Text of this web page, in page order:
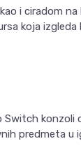
i ciradom
koja
konzoli
predmeta u